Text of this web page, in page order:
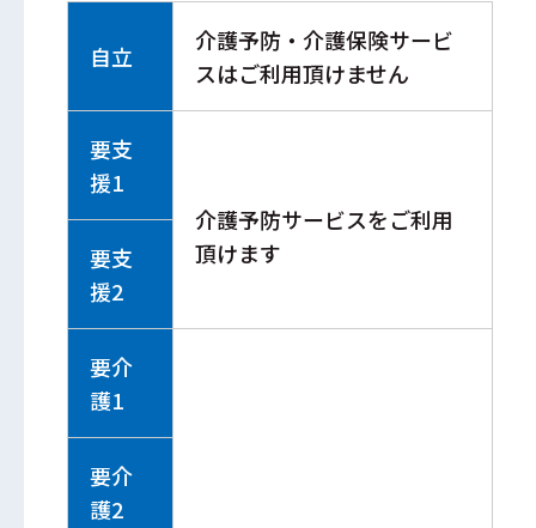
自立
介護予防・介護保険サービ
スはご利用頂けません
要支
援1
介護予防サービスをご利用
頂けます
要支
援2
要介
護1
要介
護2